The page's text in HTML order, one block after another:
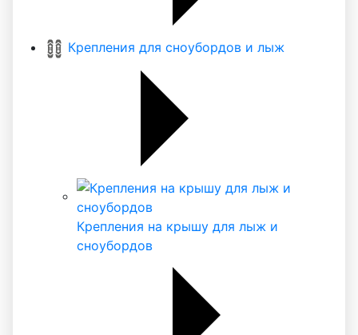
Крепления для сноубордов и лыж
Крепления на крышу для лыж и
сноубордов